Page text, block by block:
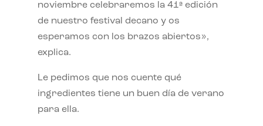
noviembre celebraremos la 41ª edición
de nuestro festival decano y os
esperamos con los brazos abiertos»,
explica.
Le pedimos que nos cuente qué
ingredientes tiene un buen día de verano
para ella.